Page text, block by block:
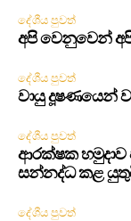
දේශීය පුවත්
අපි වෙනුවෙන් අපි
දේශීය පුවත්
වායු දූෂණයෙන්
දේශීය පුවත්
ආරක්ෂක
සන්නද්ධ කළ යුතුයි
දේශීය පුවත්